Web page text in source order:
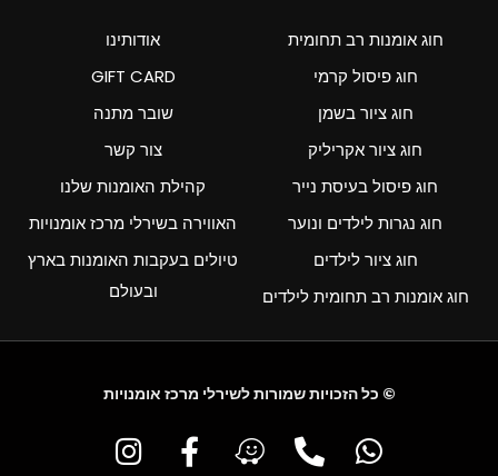
חוג אומנות רב תחומית
חוג פיסול קרמי
חוג ציור בשמן
חוג ציור אקריליק
חוג פיסול בעיסת נייר
חוג נגרות לילדים ונוער
חוג ציור לילדים
חוג אומנות רב תחומית לילדים
אודותינו
GIFT CARD
שובר מתנה
צור קשר
קהילת האומנות שלנו
האווירה בשירלי מרכז אומנויות
טיולים בעקבות האומנות בארץ
ובעולם
© כל הזכויות שמורות לשירלי מרכז אומנויות
W
h
P
h
W
a
F
a
I
n